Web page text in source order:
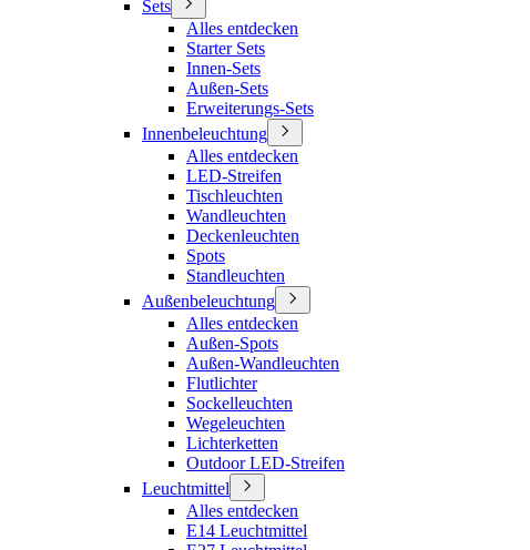
Sets
Alles entdecken
Starter Sets
Innen-Sets
Außen-Sets
Erweiterungs-Sets
Innenbeleuchtung
Alles entdecken
LED-Streifen
Tischleuchten
Wandleuchten
Deckenleuchten
Spots
Standleuchten
Außenbeleuchtung
Alles entdecken
Außen-Spots
Außen-Wandleuchten
Flutlichter
Sockelleuchten
Wegeleuchten
Lichterketten
Outdoor LED-Streifen
Leuchtmittel
Alles entdecken
E14 Leuchtmittel